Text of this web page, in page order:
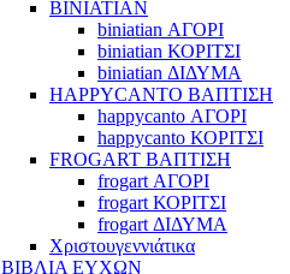
BINIATIAN
biniatian ΑΓΟΡΙ
biniatian ΚΟΡΙΤΣΙ
biniatian ΔΙΔΥΜΑ
HAPPYCANTO ΒΑΠΤΙΣΗ
happycanto ΑΓΟΡΙ
happycanto ΚΟΡΙΤΣΙ
FROGART ΒΑΠΤΙΣΗ
frogart ΑΓΟΡΙ
frogart ΚΟΡΙΤΣΙ
frogart ΔΙΔΥΜΑ
Χριστουγεννιάτικα
ΒΙΒΛΙΑ ΕΥΧΩΝ